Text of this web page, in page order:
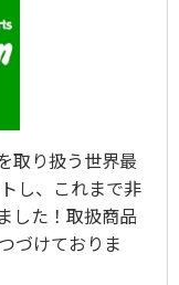
取り扱う世界最
し、これまで非
した！取扱商品
づけておりま